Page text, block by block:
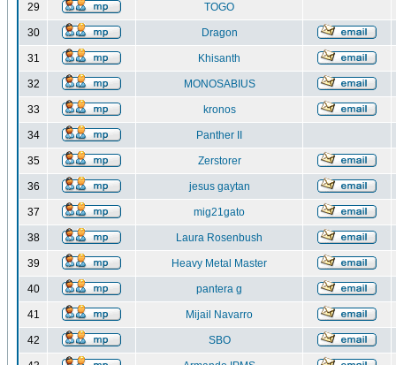
29 TOGO
30 Dragon
31 Khisanth
32 MONOSABIUS
33 kronos
34 Panther II
35 Zerstorer
36 jesus gaytan
37 mig21gato
38 Laura Rosenbush
39 Heavy Metal Master
40 pantera g
41 Mijail Navarro
42 SBO